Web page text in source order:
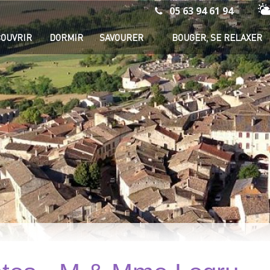
05 63 94 61 94
DORMIR SAVOURER BOUGER, SE RELAXER